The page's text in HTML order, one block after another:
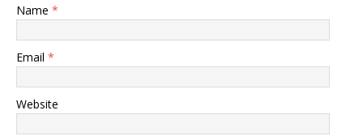
Name *
Email *
Website